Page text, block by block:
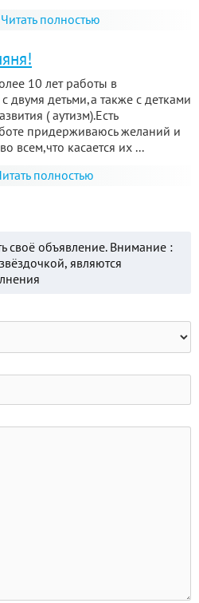
Читать полностью
10 лет работы в
двумя детьми,а также с детками
( аутизм).Есть
придерживаюсь желаний и
всем,что касается их ...
полностью
своё объявление. Внимание :
являются